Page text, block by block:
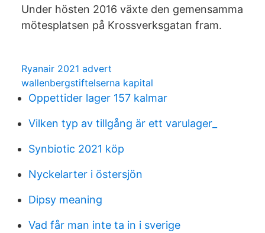
Under hösten 2016 växte den gemensamma
mötesplatsen på Krossverksgatan fram.
Ryanair 2021 advert
wallenbergstiftelserna kapital
Oppettider lager 157 kalmar
Vilken typ av tillgång är ett varulager_
Synbiotic 2021 köp
Nyckelarter i östersjön
Dipsy meaning
Vad får man inte ta in i sverige